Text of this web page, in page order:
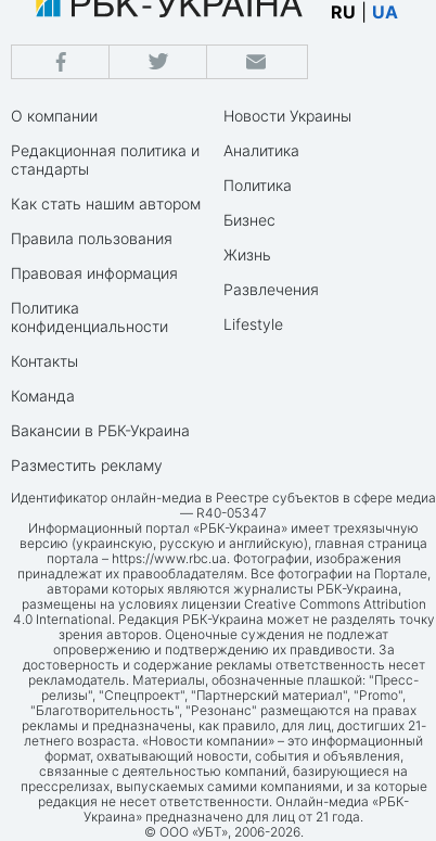
RU UA
О компании
Редакционная политика и
стандарты
Как стать нашим автором
Правила пользования
Правовая информация
Политика
конфиденциальности
Контакты
Команда
Вакансии в РБК-Украина
Разместить рекламу
Новости Украины
Аналитика
Политика
Бизнес
Жизнь
Развлечения
Lifestyle
Идентификатор онлайн-медиа в Реестре субъектов в сфере медиа
— R40-05347
Информационный портал «РБК-Украина» имеет трехязычную
версию (украинскую, русскую и английскую), главная страница
портала – https://www.rbc.ua. Фотографии, изображения
принадлежат их правообладателям. Все фотографии на Портале,
авторами которых являются журналисты РБК-Украина,
размещены на условиях лицензии Creative Commons Attribution
4.0 International. Редакция РБК-Украина может не разделять точку
зрения авторов. Оценочные суждения не подлежат
опровержению и подтверждению их правдивости. За
достоверность и содержание рекламы ответственность несет
рекламодатель. Материалы, обозначенные плашкой: "Пресс-
релизы", "Спецпроект", "Партнерский материал", "Promo",
"Благотворительность", "Резонанс" размещаются на правах
рекламы и предназначены, как правило, для лиц, достигших 21-
летнего возраста. «Новости компании» – это информационный
формат, охватывающий новости, события и объявления,
связанные с деятельностью компаний, базирующиеся на
прессрелизах, выпускаемых самими компаниями, и за которые
редакция не несет ответственности. Онлайн-медиа «РБК-
Украина» предназначено для лиц от 21 года.
© ООО «УБТ», 2006-2026.